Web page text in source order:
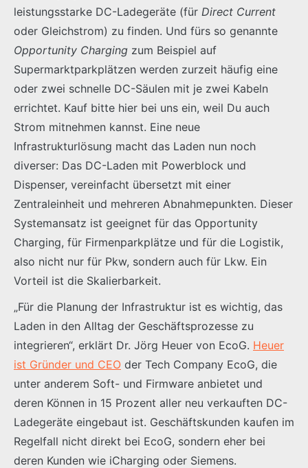
leistungsstarke DC-Ladegeräte (für Direct Current
oder Gleichstrom) zu finden. Und fürs so genannte
Opportunity Charging zum Beispiel auf
Supermarktparkplätzen werden zurzeit häufig eine
oder zwei schnelle DC-Säulen mit je zwei Kabeln
errichtet. Kauf bitte hier bei uns ein, weil Du auch
Strom mitnehmen kannst. Eine neue
Infrastrukturlösung macht das Laden nun noch
diverser: Das DC-Laden mit Powerblock und
Dispenser, vereinfacht übersetzt mit einer
Zentraleinheit und mehreren Abnahmepunkten. Dieser
Systemansatz ist geeignet für das Opportunity
Charging, für Firmenparkplätze und für die Logistik,
also nicht nur für Pkw, sondern auch für Lkw. Ein
Vorteil ist die Skalierbarkeit.
„Für die Planung der Infrastruktur ist es wichtig, das
Laden in den Alltag der Geschäftsprozesse zu
integrieren“, erklärt Dr. Jörg Heuer von EcoG. Heuer
ist Gründer und CEO der Tech Company EcoG, die
unter anderem Soft- und Firmware anbietet und
deren Können in 15 Prozent aller neu verkauften DC-
Ladegeräte eingebaut ist. Geschäftskunden kaufen im
Regelfall nicht direkt bei EcoG, sondern eher bei
deren Kunden wie iCharging oder Siemens.